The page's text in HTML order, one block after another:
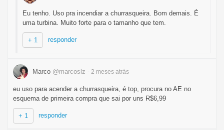
Eu tenho. Uso pra incendiar a churrasqueira. Bom demais. É
uma turbina. Muito forte para o tamanho que tem.
+ 1 responder
Marco @marcoslz - 2 meses atrás
eu uso para acender a churrasqueira, é top, procura no AE no
esquema de primeira compra que sai por uns R$6,99
+ 1 responder